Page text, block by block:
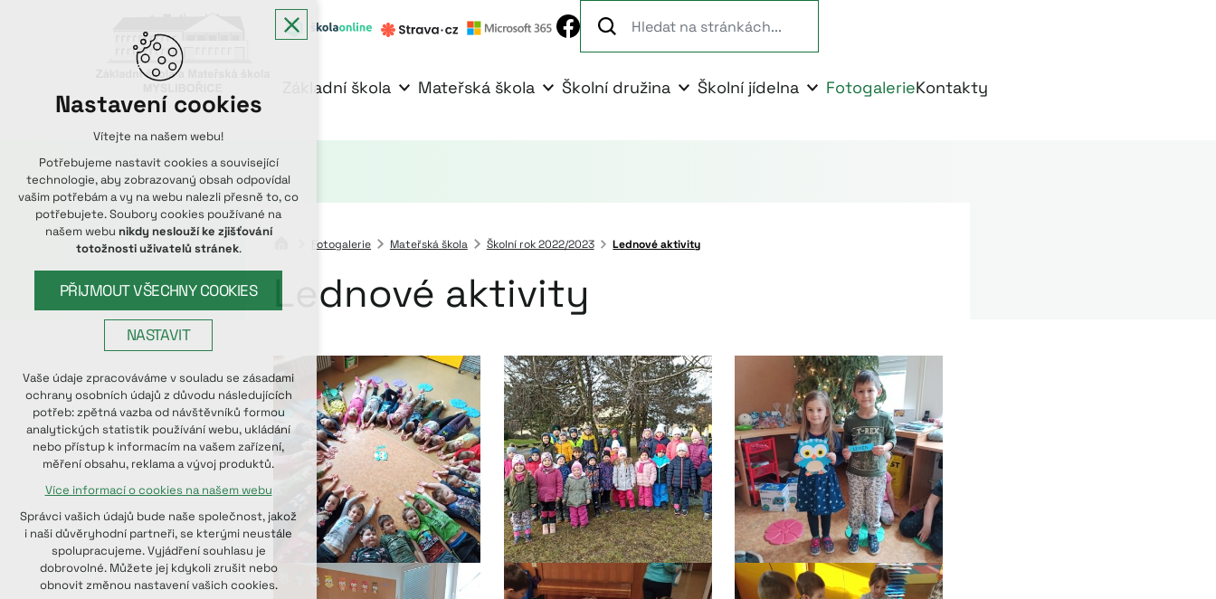
Základní škola Mateřská škola Školní družina Školní jídelna FotogalerieKontakty
Fotogalerie Mateřská škola Školní rok 2022/2023 Lednové aktivity
Lednové aktivity
Nastavení cookies
Vítejte na našem webu!
Potřebujeme nastavit cookies a související
technologie, aby zobrazovaný obsah odpovídal
vašim potřebám a vy na webu nalezli přesně to, co
potřebujete. Soubory cookies používané na
našem webu nikdy neslouží ke zjišťování
totožnosti uživatelů stránek.
PŘIJMOUT VŠECHNY COOKIES
NASTAVIT
Technická cookies
nutná pro provozování webu
udržení kontextu stránek (session):
případná přihlášení, volby jazyka, apod.
Volitelná cookies
analytická pro anonymizované
vyhodnocení návštěvnosti
marketingová cookies (Google, Seznam,
Facebook)
Více informací o cookies na našem webu
Vaše údaje zpracováváme v souladu se zásadami
ochrany osobních údajů z důvodu následujících
potřeb: zpětná vazba od návštěvníků formou
analytických statistik používání webu, ukládání
nebo přístup k informacím na vašem zařízení,
měření obsahu, reklama a vývoj produktů.
Více informací o cookies na našem webu
Správci vašich údajů bude naše společnost, jakož
i naši důvěryhodní partneři, se kterými neustále
spolupracujeme. Vyjádření souhlasu je
dobrovolné. Můžete jej kdykoli zrušit nebo
obnovit změnou nastavení vašich cookies.